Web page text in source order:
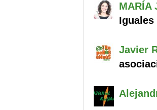
MARÍA
Iguales
Javier